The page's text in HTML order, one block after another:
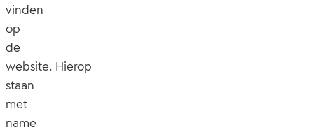
vinden
op
de
website. Hierop
staan
met
name